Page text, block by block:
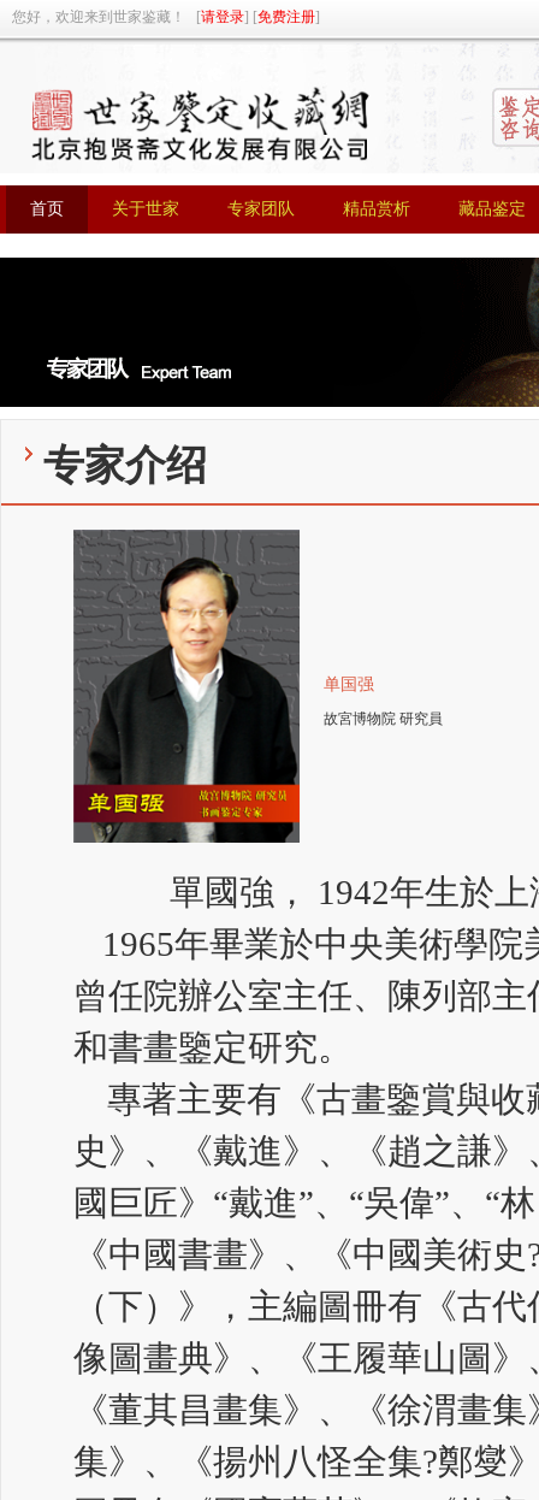
您好，欢迎来到世家鉴藏！ [请登录] [免费注册]
首页
首页
关于世家
关于世家
专家团队
专家团队
精品赏析
精品赏析
藏品鉴定
藏品鉴定
专家介绍
单国强
故宮博物院 研究員
單國強， 1942年生於上
1965年畢業於中央美術學
曾任院辦公室主任、陳列部
和書畫鑒定研究。
專著主要有《古畫鑒賞與收
史》、《戴進》、《趙之謙
國巨匠》“戴進”、“吳偉”、“
《中國書畫》、《中國美術
（下）》，主編圖冊有《古
像圖畫典》、《王履華山圖
《董其昌畫集》、《徐渭畫
集》、《揚州八怪全集?鄭燮